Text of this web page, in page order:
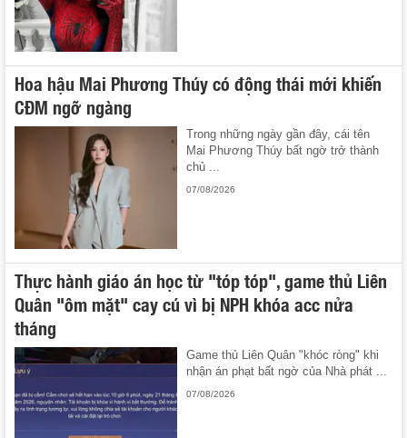
Hoa hậu Mai Phương Thúy có động thái mới khiến
CĐM ngỡ ngàng
Trong những ngày gần đây, cái tên
Mai Phương Thúy bất ngờ trở thành
chủ ...
07/08/2026
Thực hành giáo án học từ "tóp tóp", game thủ Liên
Quân "ôm mặt" cay cú vì bị NPH khóa acc nửa
tháng
Game thủ Liên Quân "khóc ròng" khi
nhận án phạt bất ngờ của Nhà phát ...
07/08/2026